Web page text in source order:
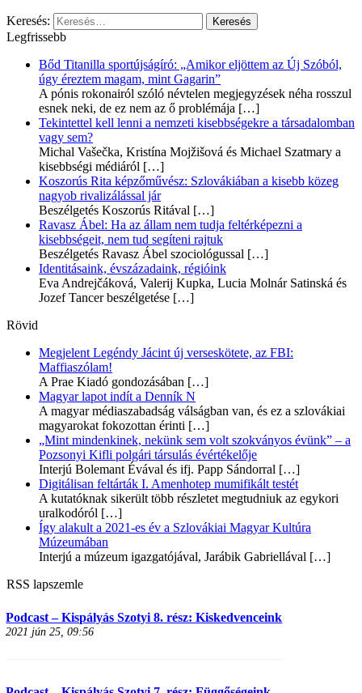
Keresés:
Legfrissebb
Bőd Titanilla sportújságíró: „Amikor eljöttem az Új Szóból,
úgy éreztem magam, mint Gagarin”
A pónis rokonairól szóló névtelen megjegyzések néha rosszul
esnek neki, de ez nem az ő problémája […]
Tekintettel kell lenni a nemzeti kisebbségekre a társadalomban
vagy sem?
Michal Vašečka, Kristína Mojžišová és Michael Szatmary a
kisebbségi médiáról […]
Koszorús Rita képzőművész: Szlovákiában a kisebb közeg
nagyob rivalizálással jár
Beszélgetés Koszorús Ritával […]
Ravasz Ábel: Ha az állam nem tudja feltérképezni a
kisebbségeit, nem tud segíteni rajtuk
Beszélgetés Ravasz Ábel szociológussal […]
Identitásaink, évszázadaink, régióink
Eva Andrejčáková, Valerij Kupka, Lucia Molnár Satinská és
Jozef Tancer beszélgetése […]
Rövid
Megjelent Legéndy Jácint új verseskötete, az FBI:
Maffiaszólam!
A Prae Kiadó gondozásában […]
Magyar lapot indít a Denník N
A magyar médiaszabadság válságban van, és ez a szlovákiai
magyarokat fokozottan érinti […]
„Mint mindenkinek, nekünk sem volt szokványos évünk” – a
Pozsonyi Kifli polgári társulás évértékelője
Interjú Bolemant Évával és ifj. Papp Sándorral […]
Digitálisan feltárták I. Amenhotep mumifikált testét
A kutatóknak sikerült több részletet megtudniuk az egykori
uralkodóról […]
Így alakult a 2021-es év a Szlovákiai Magyar Kultúra
Múzeumában
Interjú a múzeum igazgatójával, Jarábik Gabriellával […]
RSS lapszemle
Podcast – Kispályás Szotyi 8. rész: Kiskedvenceink
2021 jún 25, 09:56